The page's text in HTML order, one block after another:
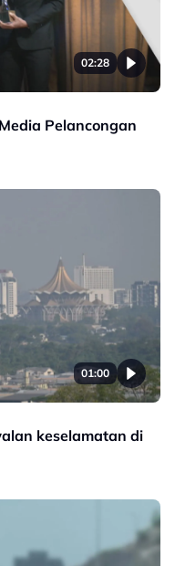
02:28
Pelancongan
01:00
keselamatan di